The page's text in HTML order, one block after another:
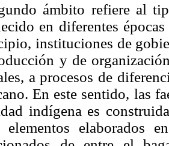
ámbito refiere al
en diferentes
instituciones de
y de
a procesos de
En este sentido, las
indígena es
elementos elaborados